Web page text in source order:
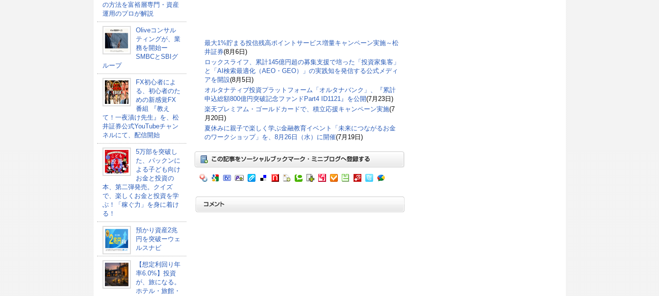
の方法を富裕層専門・資産
運用のプロが解説
Oliveコンサル
ティングが、業
務を開始ー
SMBCとSBIグ
ループ
FX初心者によ
る、初心者のた
めの新感覚FX
番組 『教え
て！一夜漬け先生』を、松
井証券公式YouTubeチャン
ネルにて、配信開始
5万部を突破し
た、パックンに
よる子ども向け
お金と投資の
本、第二弾発売。クイズ
で、楽しくお金と投資を学
ぶ！「稼ぐ力」を身に着け
る！
預かり資産2兆
円を突破ーウェ
ルスナビ
【想定利回り年
率6.0%】投資
が、旅になる。
ホテル・旅館・
最大1%貯まる投信残高ポイントサービス増量キャンペーン実施～松
井証券(8月6日)
ロックスライフ、累計145億円超の募集支援で培った「投資家集客」
と「AI検索最適化（AEO・GEO）」の実践知を発信する公式メディ
アを開設(8月5日)
オルタナティブ投資プラットフォーム「オルタナバンク」、『累計
申込総額800億円突破記念ファンドPart4 ID1121』を公開(7月23日)
楽天プレミアム・ゴールドカードで、積立応援キャンペーン実施(7
月20日)
夏休みに親子で楽しく学ぶ金融教育イベント「未来につながるお金
のワークショップ」を、8月26日（水）に開催(7月19日)